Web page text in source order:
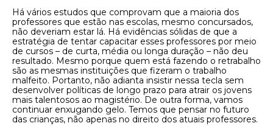
Há vários estudos que comprovam que a maioria dos
professores que estão nas escolas, mesmo concursados,
não deveriam estar lá. Há evidências sólidas de que a
estratégia de tentar capacitar esses professores por meio
de cursos – de curta, média ou longa duração – não deu
resultado. Mesmo porque quem está fazendo o retrabalho
são as mesmas instituições que fizeram o trabalho
malfeito. Portanto, não adianta insistir nessa tecla sem
desenvolver políticas de longo prazo para atrair os jovens
mais talentosos ao magistério. De outra forma, vamos
continuar enxugando gelo. Temos que pensar no futuro
das crianças, não apenas no direito dos atuais professores.